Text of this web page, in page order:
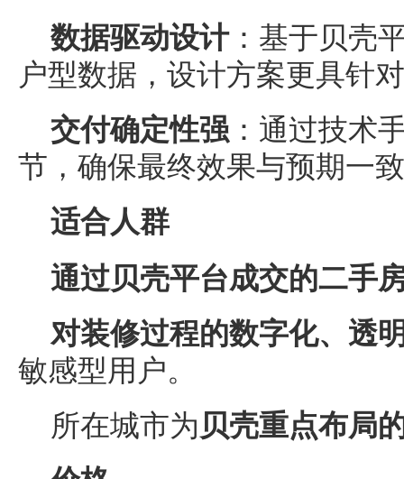
数据驱动设计：基于贝壳
户型数据，设计方案更具针
交付确定性强 ：通过技术
节，确保最终效果与预期一
适合人群
通过贝壳平台成交的二手
对装修过程的数字化、透
敏感型用户。
所在城市为 贝壳重点布局